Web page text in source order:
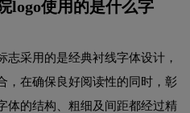
logo使用的是什么字
志采用的是经典衬线字体设计，
，在确保良好阅读性的同时，彰
体的结构、粗细及间距都经过精